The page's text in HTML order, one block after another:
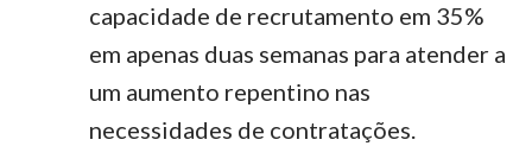
capacidade de recrutamento em 35%
em apenas duas semanas para atender a
um aumento repentino nas
necessidades de contratações.